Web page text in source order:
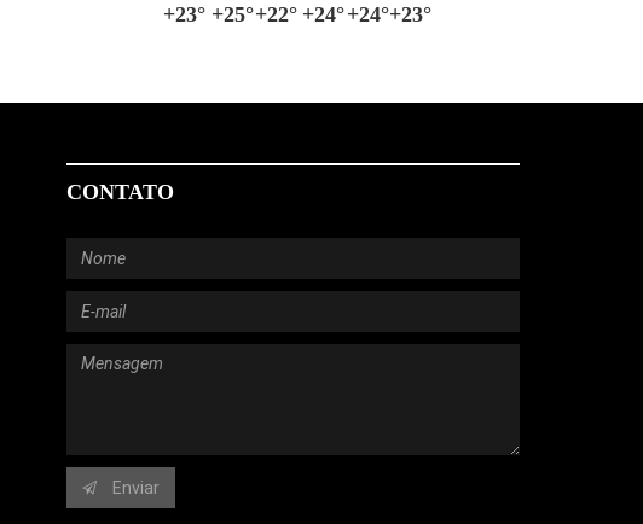
+23° +25°+22° +24°+24°+23°
CONTATO
Enviar